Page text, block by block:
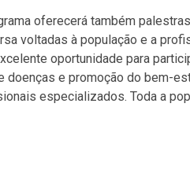
oferecerá também
voltadas à população e a
oportunidade para
e promoção do bem-
especializados. Toda a